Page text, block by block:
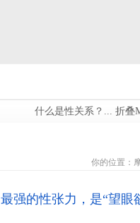
什么是性关系？... 折叠
你的位置：
最强的性张力，是“望眼